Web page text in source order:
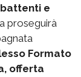
e
proseguirà
Formato
offerta